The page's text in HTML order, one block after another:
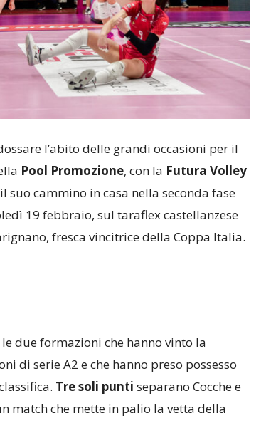
l’abito delle grandi occasioni per il
Pool Promozione, con la Futura Volley
suo cammino in casa nella seconda fase
19 febbraio, sul taraflex castellanzese
fresca vincitrice della Coppa Italia.
due formazioni che hanno vinto la
di serie A2 e che hanno preso possesso
Tre soli punti separano Cocche e
match che mette in palio la vetta della